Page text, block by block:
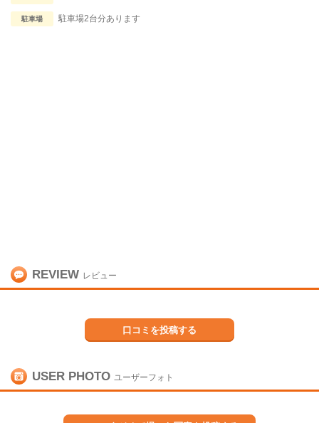
駐車場 駐車場2台分あります
REVIEW レビュー
口コミを投稿する
USER PHOTO ユーザーフォト